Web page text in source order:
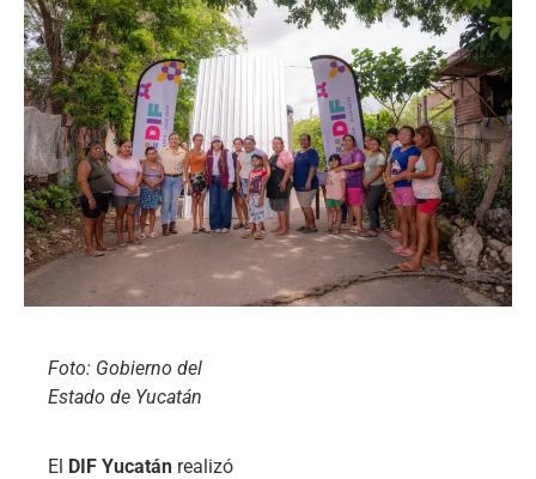
Foto: Gobierno del
Estado de Yucatán
El DIF Yucatán realizó